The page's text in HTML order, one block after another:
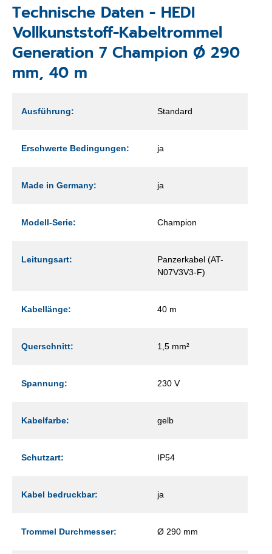
Technische Daten - HEDI
Vollkunststoff-Kabeltrommel
Generation 7 Champion Ø 290
mm, 40 m
Ausführung: Standard
Erschwerte Bedingungen: ja
Made in Germany: ja
Modell-Serie: Champion
Leitungsart:
Panzerkabel (AT-
N07V3V3-F)
Kabellänge: 40 m
Querschnitt: 1,5 mm²
Spannung: 230 V
Kabelfarbe: gelb
Schutzart: IP54
Kabel bedruckbar: ja
Trommel Durchmesser: Ø 290 mm